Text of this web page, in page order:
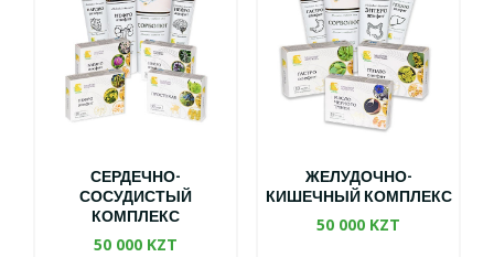
СЕРДЕЧНО-
СОСУДИСТЫЙ
КОМПЛЕКС
50 000 KZT
ЖЕЛУДОЧНО-
КИШЕЧНЫЙ КОМПЛЕКС
50 000 KZT